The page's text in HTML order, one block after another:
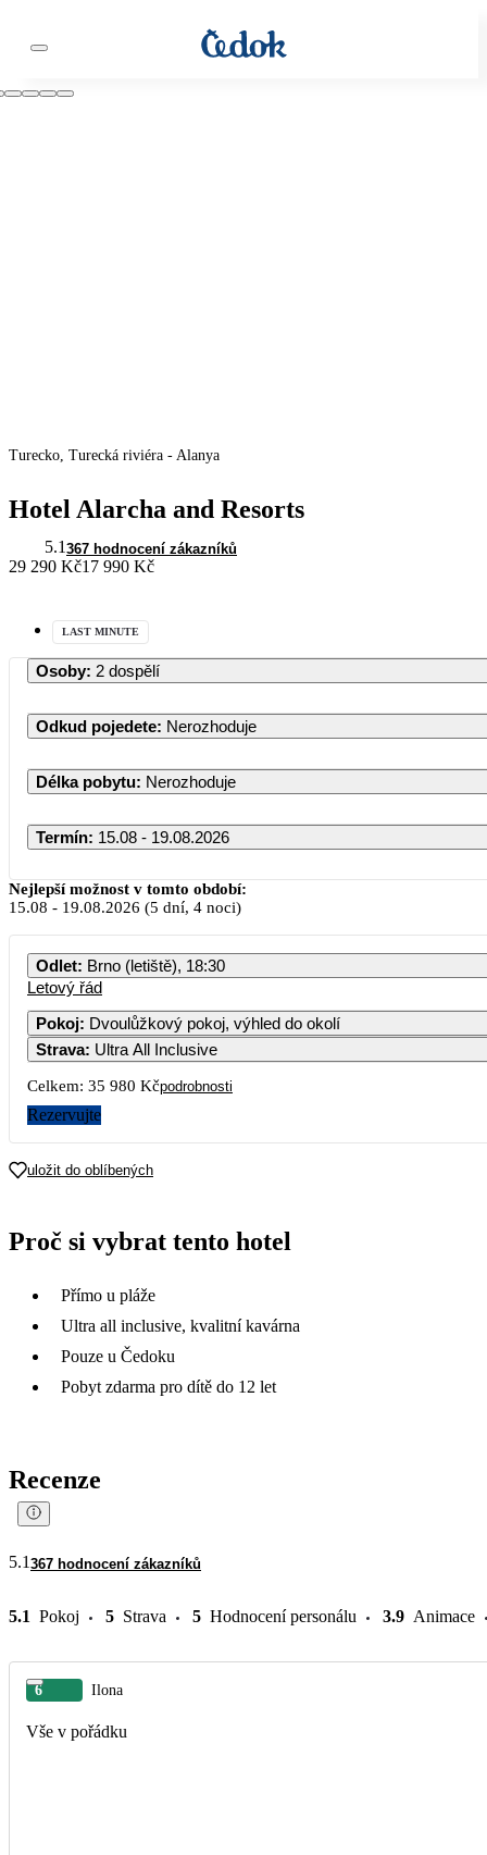
Turecko, Turecká riviéra - Alanya
Hotel Alarcha and Resorts
5.1 367 hodnocení zákazníků
29 290 Kč17 990 Kč
LAST MINUTE
Osoby: 2 dospělí
Odkud pojedete: Nerozhoduje
Délka pobytu: Nerozhoduje
Termín: 15.08 - 19.08.2026
Nejlepší možnost v tomto období:
15.08 - 19.08.2026 (5 dní, 4 noci)
Odlet: Brno (letiště), 18:30
Letový řád
Pokoj: Dvoulůžkový pokoj, výhled do okolí
Strava: Ultra All Inclusive
Celkem: 35 980 Kčpodrobnosti
Rezervujte
uložit do oblíbených
Proč si vybrat tento hotel
Přímo u pláže
Ultra all inclusive, kvalitní kavárna
Pouze u Čedoku
Pobyt zdarma pro dítě do 12 let
Recenze
5.1 367 hodnocení zákazníků
5.1 Pokoj 5 Strava 5 Hodnocení personálu 3.9 Animace
6 Ilona
Vše v pořádku